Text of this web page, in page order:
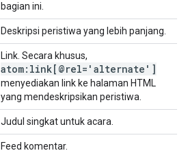
bagian ini.
Deskripsi peristiwa yang lebih panjang.
Link. Secara khusus,
atom:link[@rel='alternate']
menyediakan link ke halaman HTML
yang mendeskripsikan peristiwa.
Judul singkat untuk acara.
Feed komentar.